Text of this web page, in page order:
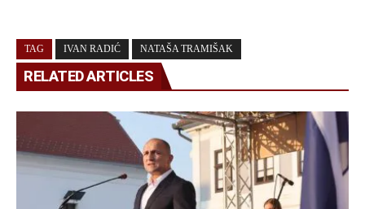
TAG IVAN RADIĆ NATAŠA TRAMIŠAK
RELATED ARTICLES